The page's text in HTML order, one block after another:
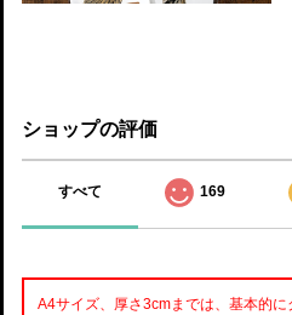
ショップの評価
すべて 169
A4サイズ、厚さ3cmまでは、基本的